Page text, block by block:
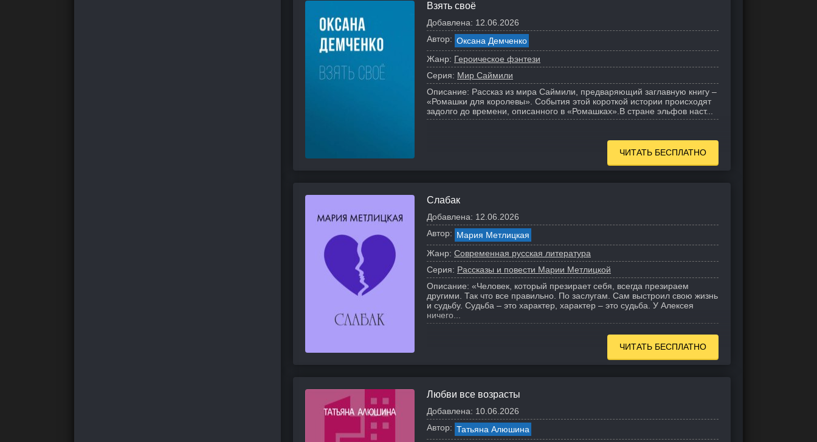
Взять своё
Добавлена: 12.06.2026
Автор: Оксана Демченко
Жанр: Героическое фэнтези
Серия: Мир Саймили
Описание: Рассказ из мира Саймили, предваряющий заглавную книгу –
«Ромашки для королевы». События этой короткой истории происходят
задолго до времени, описанного в «Ромашках». В стране эльфов наст...
ЧИТАТЬ БЕСПЛАТНО
Слабак
Добавлена: 12.06.2026
Автор: Мария Метлицкая
Жанр: Современная русская литература
Серия: Рассказы и повести Марии Метлицкой
Описание: «Человек, который презирает себя, всегда презираем
другими. Так что все правильно. По заслугам. Сам выстроил свою жизнь
и судьбу. Судьба – это характер, характер – это судьба. У Алексея
ничего...
ЧИТАТЬ БЕСПЛАТНО
Любви все возрасты
Добавлена: 10.06.2026
Автор: Татьяна Алюшина